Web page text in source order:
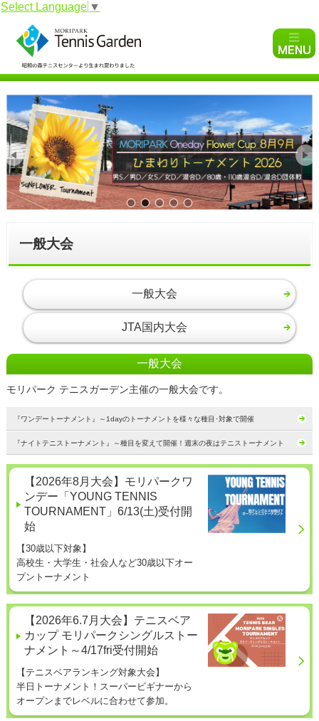
Select Language ▼
モリパーク ナイトテニス
女子ダブルス実戦練習
一般大会
一般大会
JTA国内大会
一般大会
モリパーク テニスガーデン主催の一般大会です。
『ワンデートーナメント』～1dayのトーナメントを様々な種目･対象で開催
『ナイトテニストーナメント』～種目を変えて開催！週末の夜はテニストーナメント
【2026年8月大会】モリパークワ
ンデー「YOUNG TENNIS
TOURNAMENT」6/13(土)受付開
始
【30歳以下対象】
高校生・大学生・社会人など30歳以下オー
プントーナメント
【2026年6.7月大会】テニスベア
カップ モリパークシングルストー
ナメント～4/17fri受付開始
【テニスベアランキング対象大会】
半日トーナメント！スーパービギナーから
オープンまでレベルに合わせて参加。